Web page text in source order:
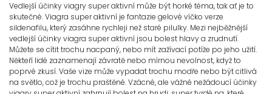
Vedlejší účinky viagry super aktivní může být horké téma, tak ať je to
skutečné. Viagra super aktivní je fantazie gelové víčko verze
sildenafilu, který zasáhne rychleji než staré pilulky. Mezi nejběžnější
vedlejší účinky viagra super aktivní jsou bolest hlavy a zrudnutí.
Můžete se cítit trochu nacpaný, nebo mít zažívací potíže po jeho užití.
Někteří lidé zaznamenají závratě nebo mírnou nevolnost, když to
poprvé zkusí. Vaše vize může vypadat trochu modře nebo být citlivá
na světlo, což je trochu praštěné. Vzácné, ale vážné nežádoucí účinky